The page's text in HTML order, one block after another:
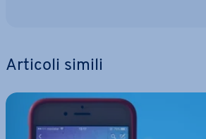
Articoli simili